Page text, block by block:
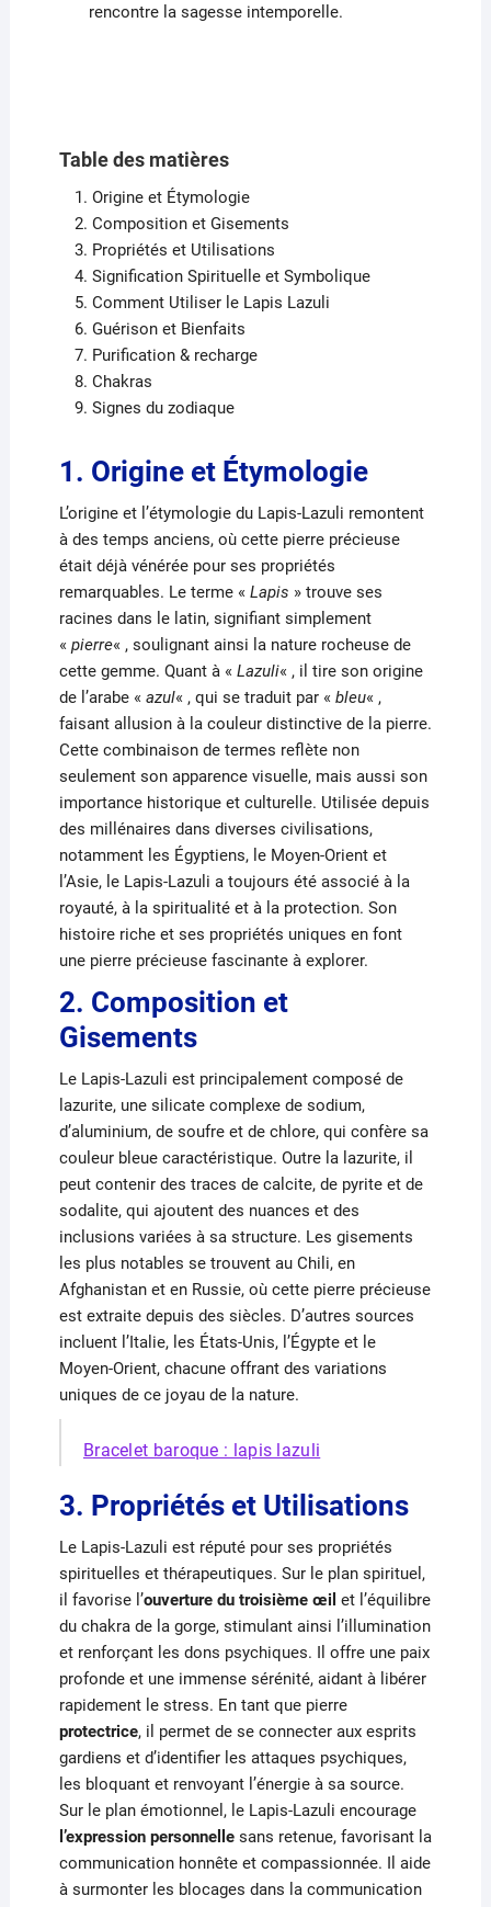
rencontre la sagesse intemporelle.
Table des matières
Origine et Étymologie
Composition et Gisements
Propriétés et Utilisations
Signification Spirituelle et Symbolique
Comment Utiliser le Lapis Lazuli
Guérison et Bienfaits
Purification & recharge
Chakras
Signes du zodiaque
1. Origine et Étymologie
L’origine et l’étymologie du Lapis-Lazuli remontent
à des temps anciens, où cette pierre précieuse
était déjà vénérée pour ses propriétés
remarquables. Le terme « Lapis » trouve ses
racines dans le latin, signifiant simplement
« pierre« , soulignant ainsi la nature rocheuse de
cette gemme. Quant à « Lazuli« , il tire son origine
de l’arabe « azul« , qui se traduit par « bleu« ,
faisant allusion à la couleur distinctive de la pierre.
Cette combinaison de termes reflète non
seulement son apparence visuelle, mais aussi son
importance historique et culturelle. Utilisée depuis
des millénaires dans diverses civilisations,
notamment les Égyptiens, le Moyen-Orient et
l’Asie, le Lapis-Lazuli a toujours été associé à la
royauté, à la spiritualité et à la protection. Son
histoire riche et ses propriétés uniques en font
une pierre précieuse fascinante à explorer.
2. Composition et
Gisements
Le Lapis-Lazuli est principalement composé de
lazurite, une silicate complexe de sodium,
d’aluminium, de soufre et de chlore, qui confère sa
couleur bleue caractéristique. Outre la lazurite, il
peut contenir des traces de calcite, de pyrite et de
sodalite, qui ajoutent des nuances et des
inclusions variées à sa structure. Les gisements
les plus notables se trouvent au Chili, en
Afghanistan et en Russie, où cette pierre précieuse
est extraite depuis des siècles. D’autres sources
incluent l’Italie, les États-Unis, l’Égypte et le
Moyen-Orient, chacune offrant des variations
uniques de ce joyau de la nature.
Bracelet baroque : lapis lazuli
3. Propriétés et Utilisations
Le Lapis-Lazuli est réputé pour ses propriétés
spirituelles et thérapeutiques. Sur le plan spirituel,
il favorise l’ouverture du troisième œil et l’équilibre
du chakra de la gorge, stimulant ainsi l’illumination
et renforçant les dons psychiques. Il offre une paix
profonde et une immense sérénité, aidant à libérer
rapidement le stress. En tant que pierre
protectrice, il permet de se connecter aux esprits
gardiens et d’identifier les attaques psychiques,
les bloquant et renvoyant l’énergie à sa source.
Sur le plan émotionnel, le Lapis-Lazuli encourage
l’expression personnelle sans retenue, favorisant la
communication honnête et compassionnée. Il aide
à surmonter les blocages dans la communication